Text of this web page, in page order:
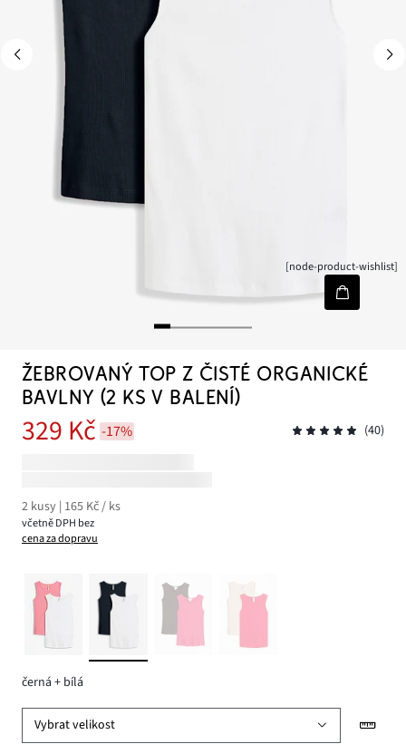
[node-product-wishlist]
ŽEBROVANÝ TOP Z ČISTÉ ORGANICKÉ
BAVLNY (2 KS V BALENÍ)
329 Kč -17% (40)
2 kusy | 165 Kč / ks
včetně DPH bez
cena za dopravu
černá + bílá
Vybrat velikost